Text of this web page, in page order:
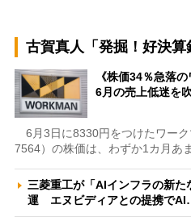
古賀真人「発掘！好決算
《株価34％急落
6月の売上低迷を
6月3日に8330円をつけたワーク
7564）の株価は、わずか1カ月あ
三菱重工が「AIインフラの新
運 エヌビディアとの提携で